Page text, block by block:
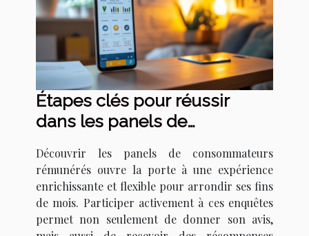
Étapes clés pour réussir
dans les panels de
Découvrir les panels de consommateurs
rémunérés ouvre la porte à une expérience
enrichissante et flexible pour arrondir ses fins
de mois. Participer activement à ces enquêtes
permet non seulement de donner son avis,